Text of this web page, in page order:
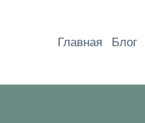
содержимомуГлавная Блог